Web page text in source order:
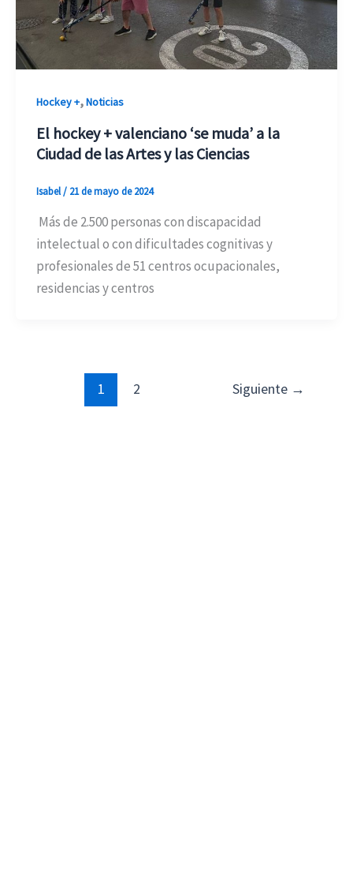
Hockey +,Noticias
El hockey + valenciano ‘se muda’ a la
Ciudad de las Artes y las Ciencias
Isabel/ 21 de mayo de 2024
Más de 2.500 personas con discapacidad
intelectual o con dificultades cognitivas y
profesionales de 51 centros ocupacionales,
residencias y centros
1 2 Siguiente →